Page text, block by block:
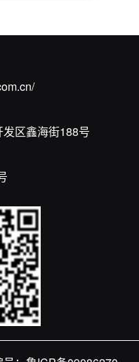
区鑫海街188号